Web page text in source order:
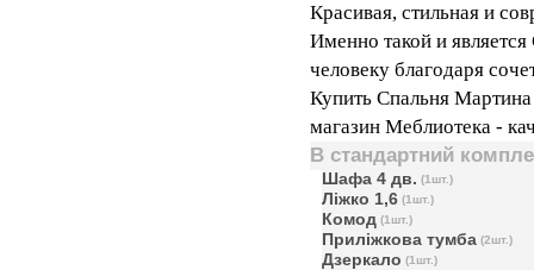
Красивая, стильная и
Именно такой и
человеку благодаря
Купить Спальня
магазин Меблиотека -
В стандартний
Шафа 4 дв. (1шт.)
Ліжко 1,6 (1шт.)
Комод (1шт.)
Приліжкова тумба (2шт.)
Дзеркало (1шт.)